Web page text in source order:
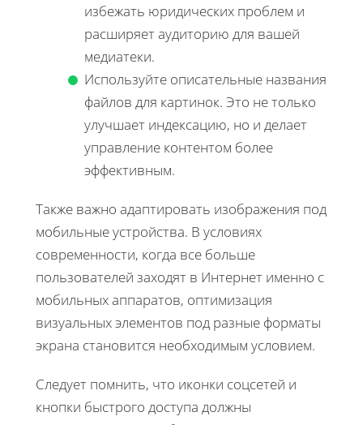
избежать юридических проблем и
расширяет аудиторию для вашей
медиатеки.
Используйте описательные названия
файлов для картинок. Это не только
улучшает индексацию, но и делает
управление контентом более
эффективным.
Также важно адаптировать изображения под
мобильные устройства. В условиях
современности, когда все больше
пользователей заходят в Интернет именно с
мобильных аппаратов, оптимизация
визуальных элементов под разные форматы
экрана становится необходимым условием.
Следует помнить, что иконки соцсетей и
кнопки быстрого доступа должны